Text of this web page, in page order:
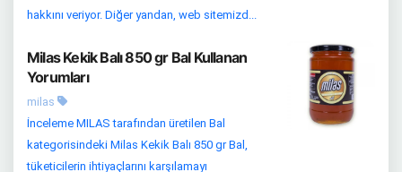
hakkını veriyor. Diğer yandan, web sitemizd...
Milas Kekik Balı 850 gr Bal Kullanan
Yorumları
milas
İnceleme MILAS tarafından üretilen Bal
kategorisindeki Milas Kekik Balı 850 gr Bal,
tüketicilerin ihtiyaçlarını karşılamayı